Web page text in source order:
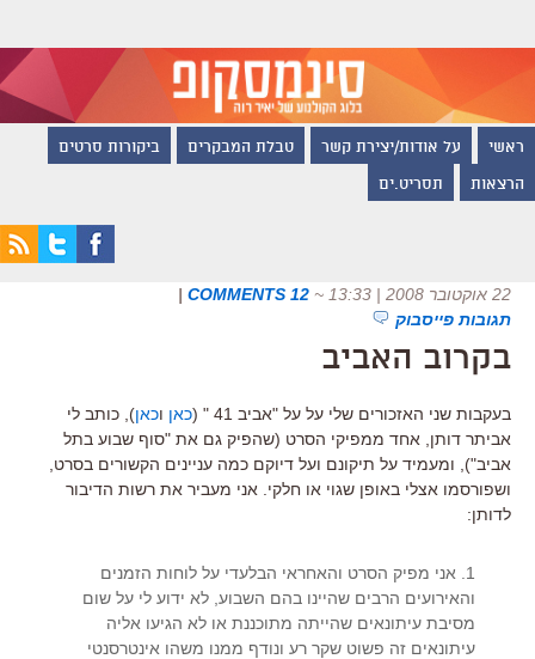
ראשי על אודות/יצירת קשר טבלת המבקרים ביקורות סרטים
הרצאות תסריט.ים
22 אוקטובר 2008 | 13:33 ~
12 COMMENTS
|
תגובות פייסבוק
בקרוב האביב
בעקבות שני האזכורים שלי על על "אביב 41 " ( כאן וכאן), כותב לי
אביתר דותן, אחד ממפיקי הסרט (שהפיק גם את "סוף שבוע בתל
אביב"), ומעמיד על תיקונם ועל דיוקם כמה עניינים הקשורים בסרט,
ושפורסמו אצלי באופן שגוי או חלקי. אני מעביר את רשות הדיבור
לדותן:
1. אני מפיק הסרט והאחראי הבלעדי על לוחות הזמנים
והאירועים הרבים שהיינו בהם השבוע, לא ידוע לי על שום
מסיבת עיתונאים שהייתה מתוכננת או לא הגיעו אליה
עיתונאים זה פשוט שקר רע ונודף ממנו משהו אינטרסנטי